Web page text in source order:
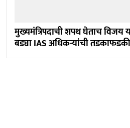
मुख्यमंत्रिपदाची शपथ घेताच विजय
बड्या IAS अधिकऱ्यांची